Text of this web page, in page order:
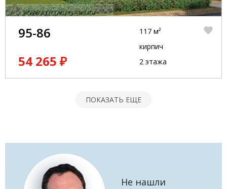
95-86
54 265 ₽
117 м²
кирпич
2 этажа
ПОКАЗАТЬ ЕЩЕ
Не нашли